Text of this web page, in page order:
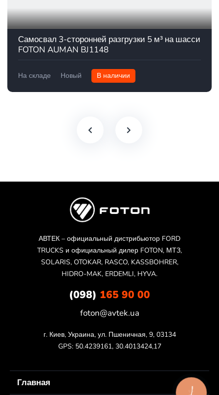
Самосвал 3-сторонней разгрузки 5 м³ на шасси
FOTON AUMAN BJ1148
На складе Новый В наличии
АВТЕК – официальный дистрибьютор FORD
TRUCKS и официальный дилер FOTON, МТЗ,
SOLARIS, OTOKAR, RASCO, KASSBOHRER,
HIDRO-MAK, ERDEMLI, HYVA.
(098) 165 90 00
foton@avtek.ua
г. Киев, Украина, ул. Пшеничная, 9, 03134
GPS: 50.4239161, 30.4013424,17
Главная
КНОПКА